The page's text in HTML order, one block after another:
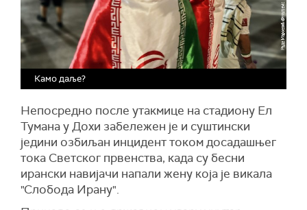
Камо даље?
Непосредно после утакмице на стадиону Ел
Тумана у Дохи забележен је и суштински
једини озбиљан инцидент током досадашњег
тока Светског првенства, када су бесни
ирански навијачи напали жену која је викала
"Слобода Ирану".